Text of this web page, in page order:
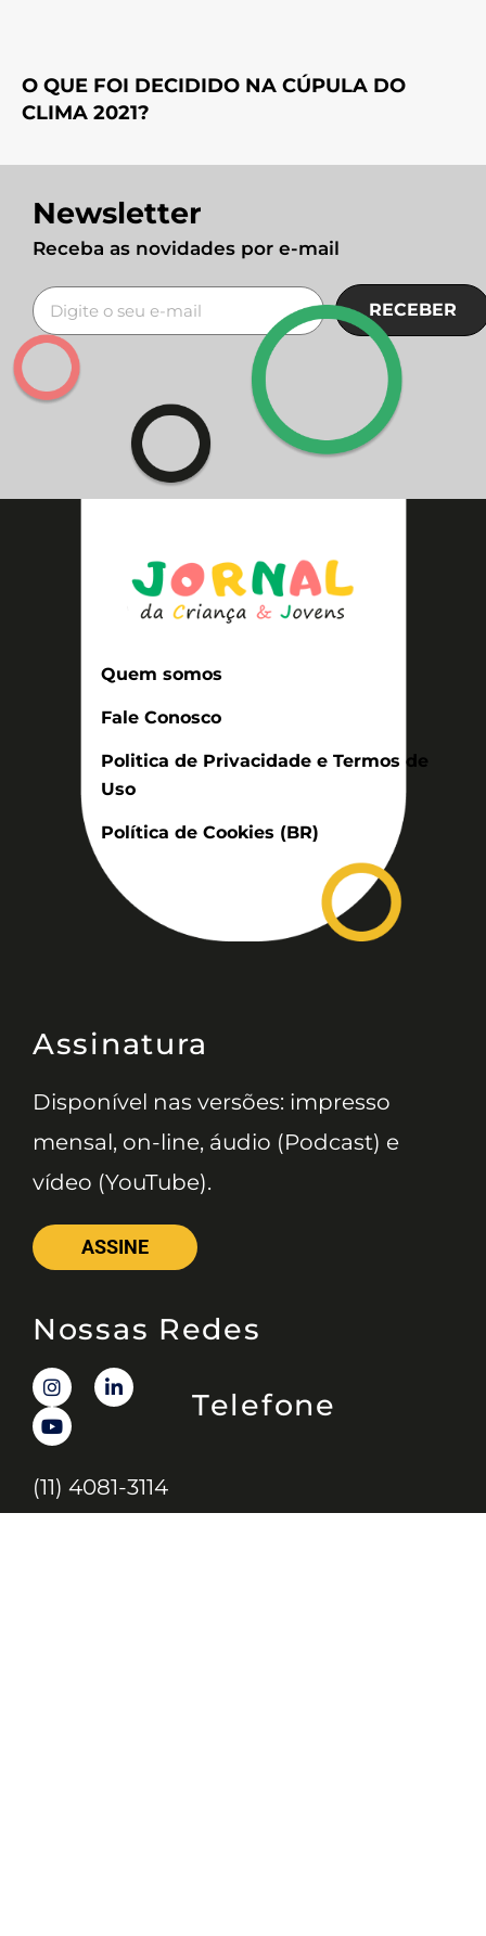
O QUE FOI DECIDIDO NA CÚPULA DO
CLIMA 2021?
Newsletter
Receba as novidades por e-mail
RECEBER
Quem somos
Fale Conosco
Politica de Privacidade e Termos de
Uso
Política de Cookies (BR)
Assinatura
Disponível nas versões: impresso
mensal, on-line, áudio (Podcast) e
vídeo (YouTube).
ASSINE
Nossas Redes
Telefone
(11) 4081-3114